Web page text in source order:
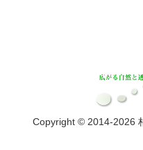
Copyright © 2014-2026